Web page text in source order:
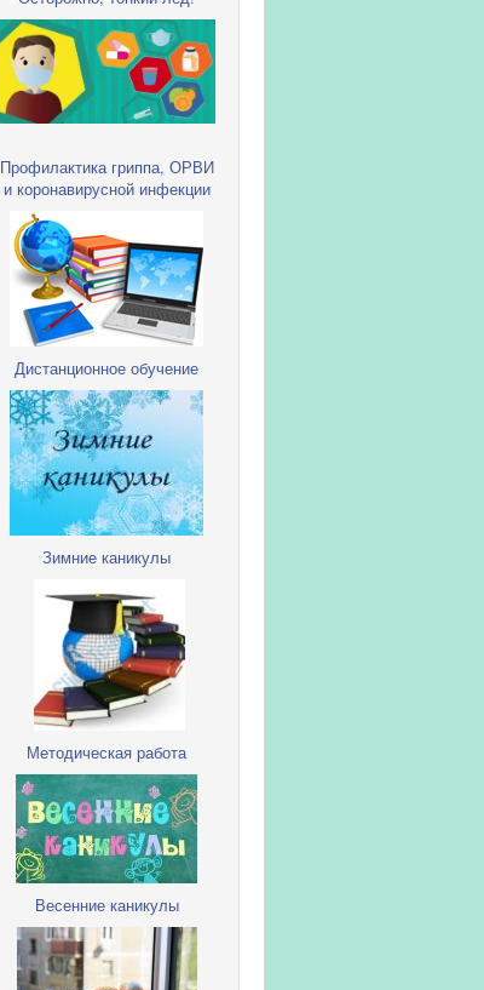
Профилактика гриппа, ОРВИ
и коронавирусной инфекции
Дистанционное обучение
Зимние каникулы
Методическая работа
Весенние каникулы